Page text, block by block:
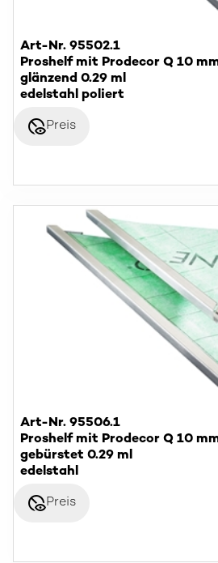
Art-Nr. 95502.1
Proshelf mit Prodecor Q 10
glänzend 0.29 ml
edelstahl poliert
disabled_visiblePreis
Art-Nr. 95506.1
Proshelf mit Prodecor Q 10
gebürstet 0.29 ml
edelstahl
disabled_visiblePreis